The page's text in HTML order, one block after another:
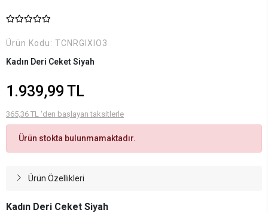
Ürün Kodu: TCNRGIXIO3
Kadın Deri Ceket Siyah
1.939,99 TL
365,36 TL 'den başlayan taksitlerle
Ürün stokta bulunmamaktadır.
Ürün Özellikleri
Kadın Deri Ceket Siyah